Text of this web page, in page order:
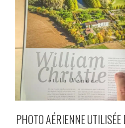
PHOTO AÉRIENNE